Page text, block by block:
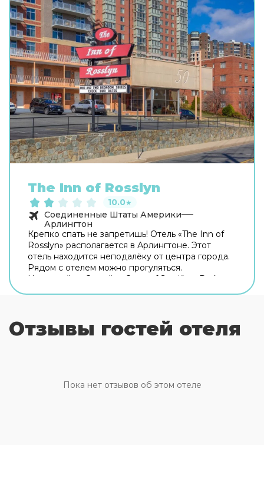
The Inn of Rosslyn
10.0★
Соединенные Штаты Америки
Арлингтон
Крепко спать не запретишь! Отель «The Inn of
Rosslyn» располагается в Арлингтоне. Этот
отель находится неподалёку от центра города.
Рядом с отелем можно прогуляться.
Неподалёку: Canadian Cross of Sacrifice, Dark
прачечная и гладильные услуги. Сотрудники
отеля поддержат беседу на английском и
Отзывы гостей отеля
Пока нет отзывов об этом отеле